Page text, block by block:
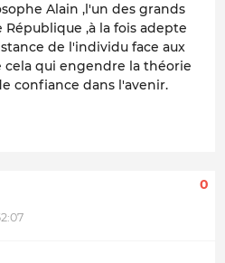
Alain ,l'un des grands
,à la fois adepte
de l'individu face aux
cela qui engendre la théorie
confiance dans l'avenir.
0